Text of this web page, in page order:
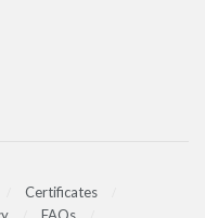
Certificates
FAQs